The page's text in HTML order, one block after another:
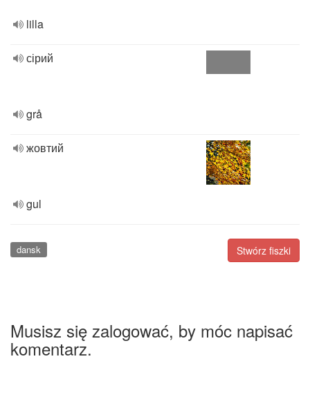
lilla
сірий
grå
жовтий
gul
Stwórz fiszki
dansk
Musisz się zalogować, by móc napisać
komentarz.